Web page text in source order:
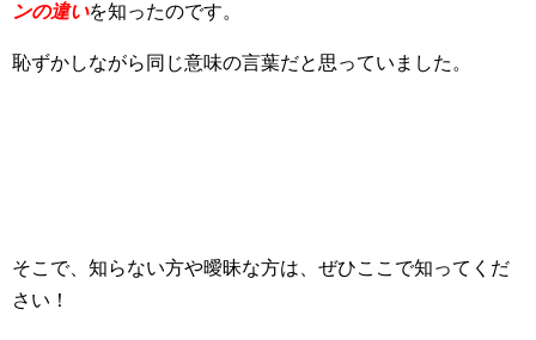
ンの違いを知ったのです。
恥ずかしながら同じ意味の言葉だと思っていました。
そこで、知らない方や曖昧な方は、ぜひここで知ってくだ
さい！